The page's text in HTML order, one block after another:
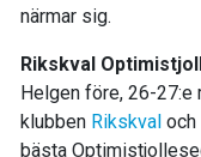
närmar sig.
Rikskval
Helgen före, 26-27:e
klubben Rikskval och
bästa